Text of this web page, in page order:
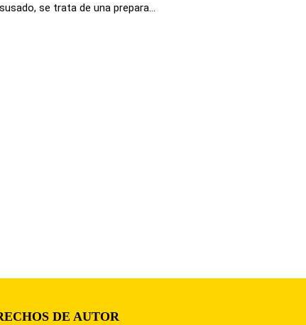
se trata de una prepara...
DE AUTOR